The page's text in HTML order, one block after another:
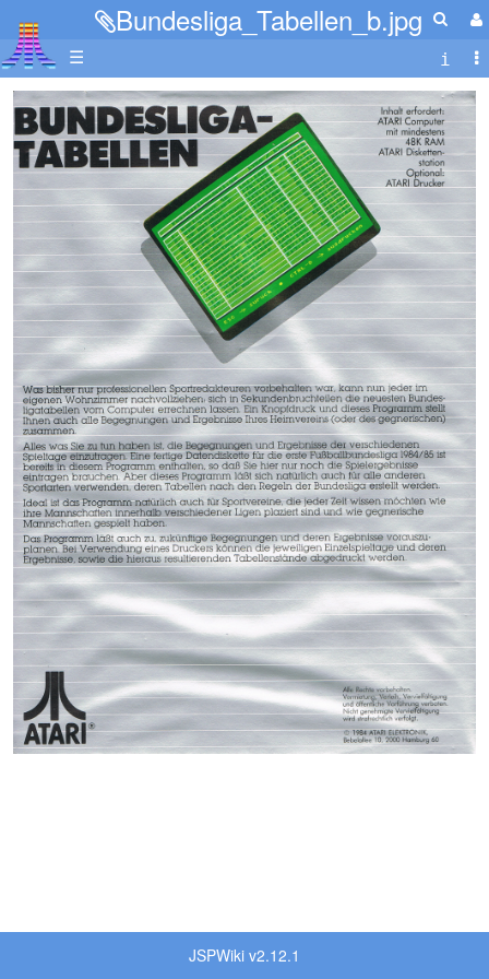
Bundesliga_Tabellen_b.jpg
☰
JSPWiki v2.12.1